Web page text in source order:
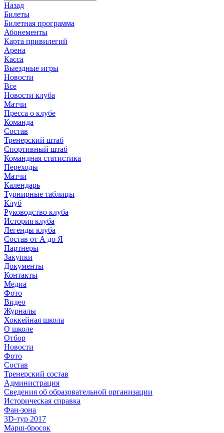
Назад
Билеты
Билетная программа
Абонементы
Карта привилегий
Арена
Касса
Выездные игры
Новости
Все
Новости клуба
Матчи
Пресса о клубе
Команда
Состав
Тренерский штаб
Спортивный штаб
Командная статистика
Переходы
Матчи
Календарь
Турнирные таблицы
Клуб
Руководство клуба
История клуба
Легенды клуба
Состав от А до Я
Партнеры
Закупки
Документы
Контакты
Медиа
Фото
Видео
Журналы
Хоккейная школа
О школе
Отбор
Новости
Фото
Состав
Тренерский состав
Администрация
Сведения об образовательной организации
Историческая справка
Фан-зона
3D-тур 2017
Марш-бросок